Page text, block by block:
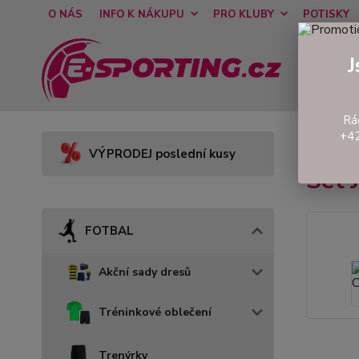
O NÁS INFO K NÁKUPU PRO KLUBY POTISKY
VÝPRODEJ poslední kusy
FOTBAL
Akční sady dresů
Tréninkové oblečení
Trenýrky
Set